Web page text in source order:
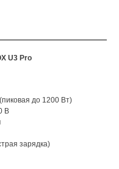
U3 Pro
до 1200 Вт)
В
зарядка)